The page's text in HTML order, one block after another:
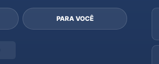
PARA VOCÊ